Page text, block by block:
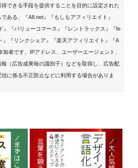
できる手段を提供することを目的に設定された
ある、『A8.net』『もしもアフィリエイト』
』『バリューコマース』『レントラックス』『fe
』『リンクシェア』『楽天アフィリエイト』『A
者です。IPアドレス、ユーザーエージェント、
（広告成果毎の識別子）などを取得し、広告配
に係る不正防止などに利用する場合がありま